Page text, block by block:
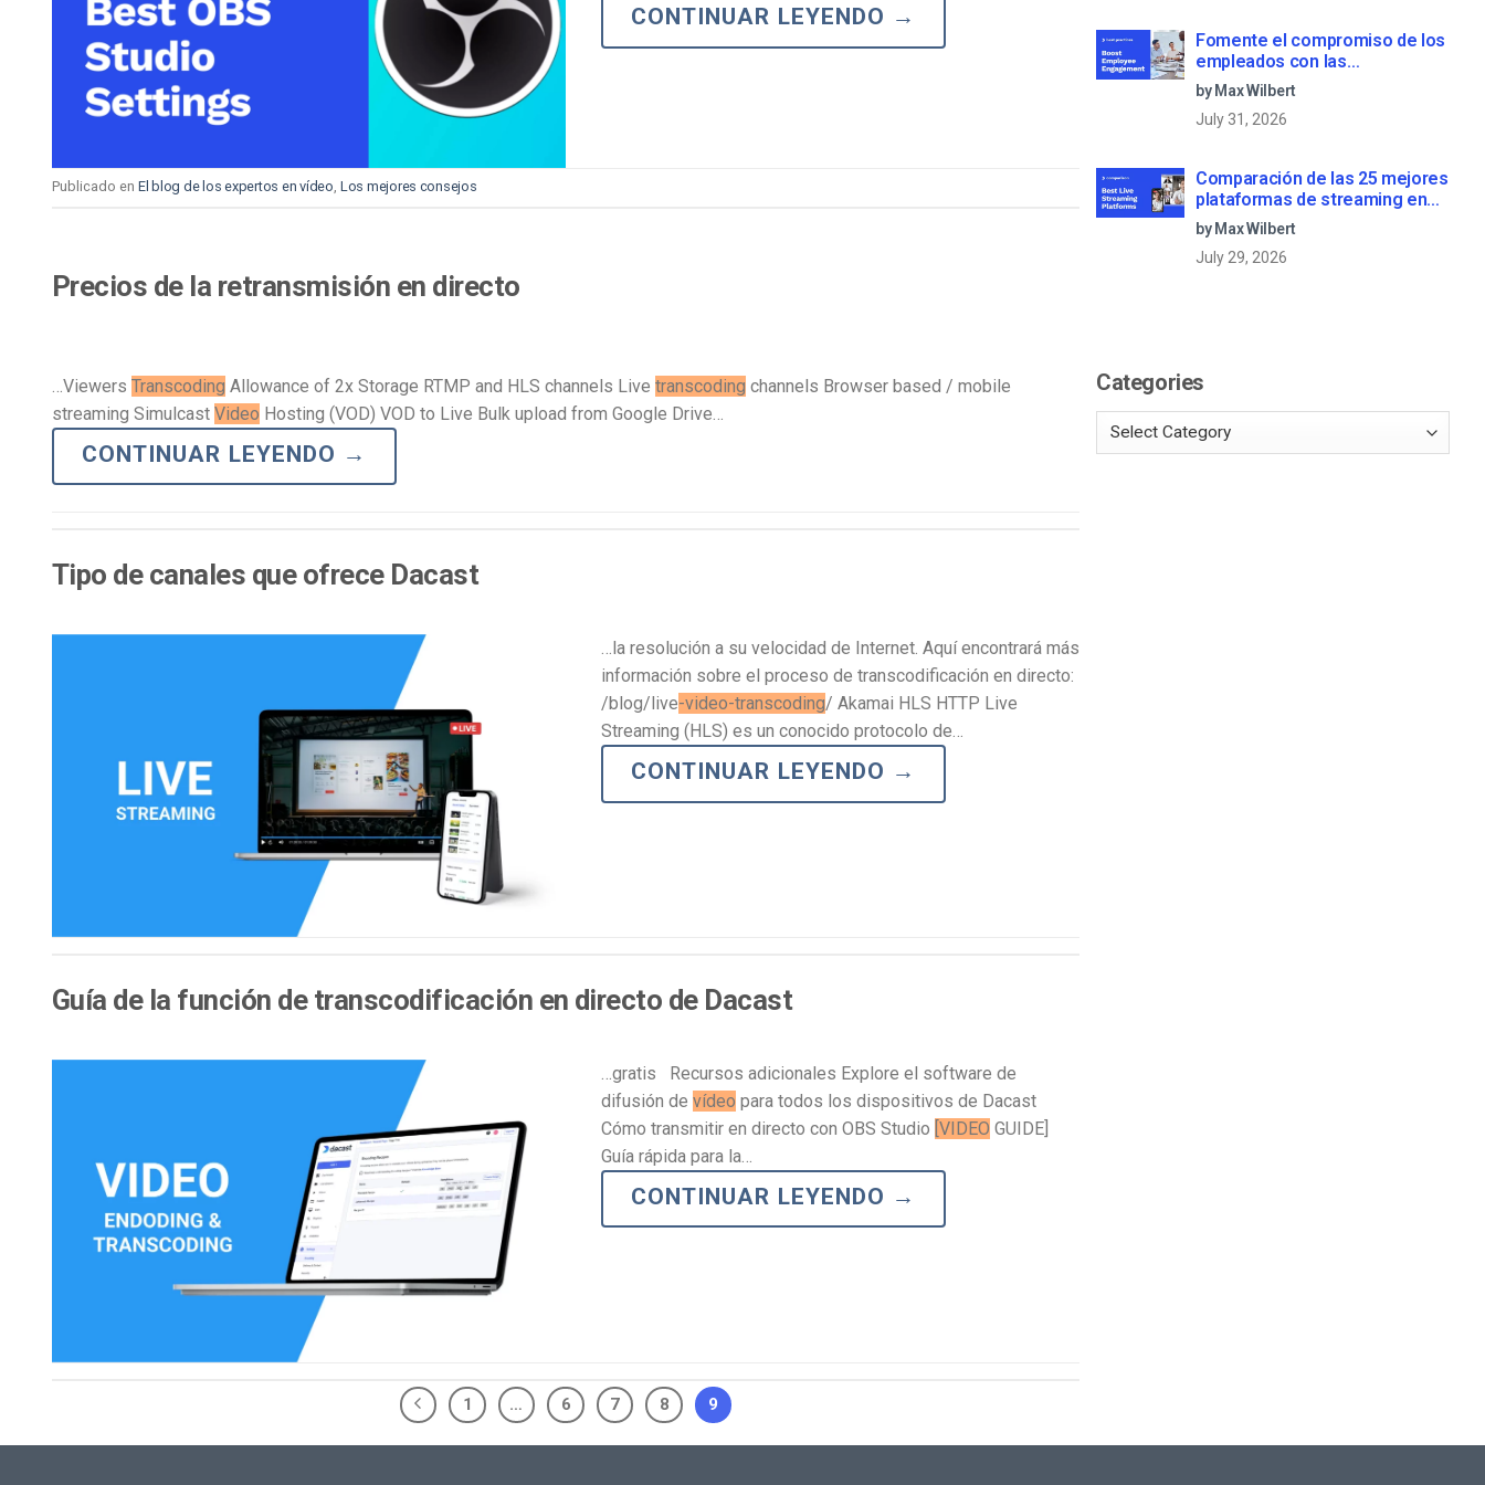
Privacidad y Seguridad
Marketing de Video
Aprendizaje en Línea
Emisoras de Radio y Televisión
CONTINUAR LEYENDO →
Publicado en El blog de los expertos en vídeo, Los mejores consejos
Precios de la retransmisión en directo
…Viewers Transcoding Allowance of 2x Storage RTMP and HLS channels Live transcoding channels Browser based / mobile
streaming Simulcast Video Hosting (VOD) VOD to Live Bulk upload from Google Drive…
CONTINUAR LEYENDO →
Tipo de canales que ofrece Dacast
…la resolución a su velocidad de Internet. Aquí encontrará más
información sobre el proceso de transcodificación en directo:
/blog/live-video-transcoding/ Akamai HLS HTTP Live
Streaming (HLS) es un conocido protocolo de…
CONTINUAR LEYENDO →
Guía de la función de transcodificación en directo de Dacast
…gratis Recursos adicionales Explore el software de
difusión de vídeo para todos los dispositivos de Dacast
Cómo transmitir en directo con OBS Studio [VIDEO GUIDE]
Guía rápida para la…
CONTINUAR LEYENDO →
1 … 6 7 8 9
Fomente el compromiso de los
empleados con las
comunicaciones corporativas
en directo
by Max Wilbert
July 31, 2026
Comparación de las 25 mejores
plataformas de streaming en
directo en 2025
by Max Wilbert
July 29, 2026
Categories